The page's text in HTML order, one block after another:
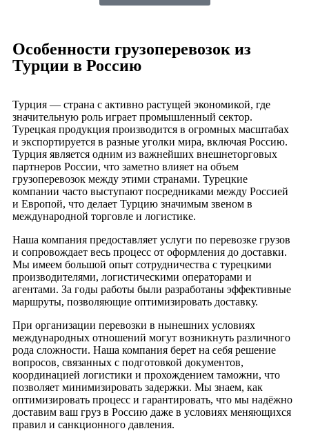
Особенности грузоперевозок из
Турции в Россию
Турция — страна с активно растущей экономикой, где
значительную роль играет промышленный сектор.
Турецкая продукция производится в огромных масштабах
и экспортируется в разные уголки мира, включая Россию.
Турция является одним из важнейших внешнеторговых
партнеров России, что заметно влияет на объем
грузоперевозок между этими странами. Турецкие
компании часто выступают посредниками между Россией
и Европой, что делает Турцию значимым звеном в
международной торговле и логистике.
Наша компания предоставляет услуги по перевозке грузов
и сопровождает весь процесс от оформления до доставки.
Мы имеем большой опыт сотрудничества с турецкими
производителями, логистическими операторами и
агентами. За годы работы были разработаны эффективные
маршруты, позволяющие оптимизировать доставку.
При организации перевозки в нынешних условиях
международных отношений могут возникнуть различного
рода сложности. Наша компания берет на себя решение
вопросов, связанных с подготовкой документов,
координацией логистики и прохождением таможни, что
позволяет минимизировать задержки. Мы знаем, как
оптимизировать процесс и гарантировать, что мы надёжно
доставим ваш груз в Россию даже в условиях меняющихся
правил и санкционного давления.